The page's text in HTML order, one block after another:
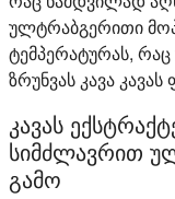
ულტრაბგერითი
ტემპერატურას,
ზრუნვას კავა
კავას
სიმძლავრით
გამო